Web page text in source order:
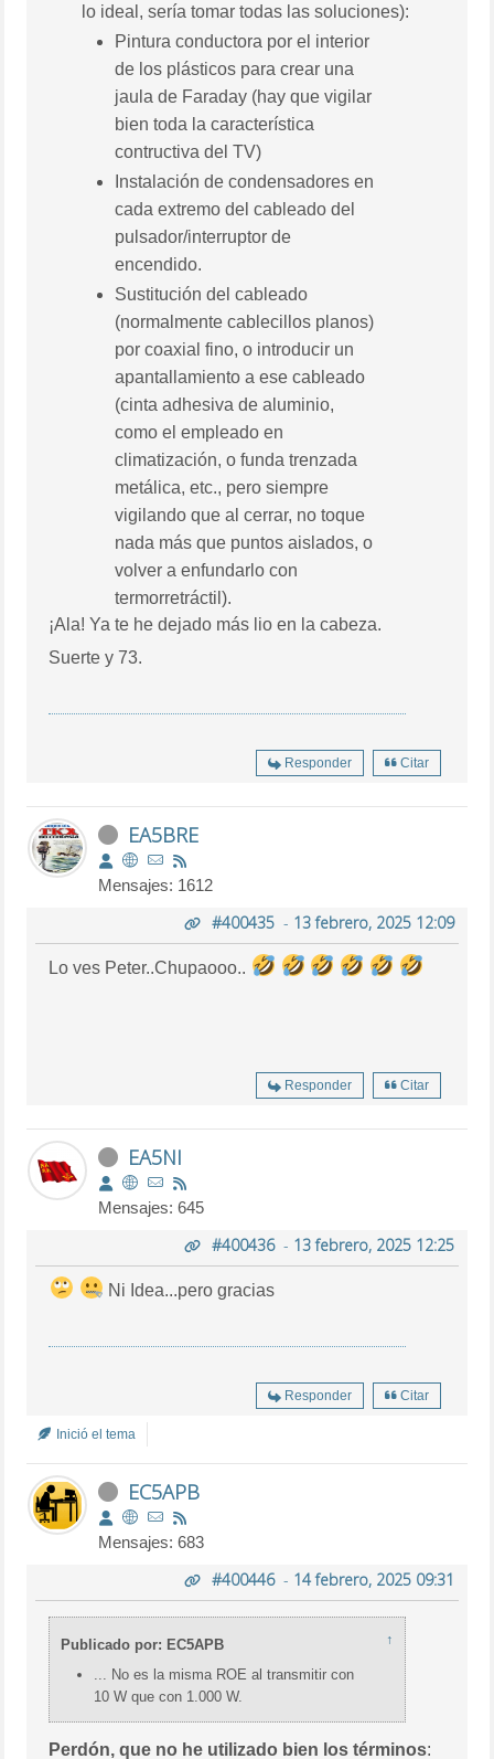
lo ideal, sería tomar todas las soluciones):
Pintura conductora por el interior
de los plásticos para crear una
jaula de Faraday (hay que vigilar
bien toda la característica
contructiva del TV)
Instalación de condensadores en
cada extremo del cableado del
pulsador/interruptor de
encendido.
Sustitución del cableado
(normalmente cablecillos planos)
por coaxial fino, o introducir un
apantallamiento a ese cableado
(cinta adhesiva de aluminio,
como el empleado en
climatización, o funda trenzada
metálica, etc., pero siempre
vigilando que al cerrar, no toque
nada más que puntos aislados, o
volver a enfundarlo con
termorretráctil).
¡Ala! Ya te he dejado más lio en la cabeza.
Suerte y 73.
Responder Citar
EA5BRE
Mensajes: 1612
#400435- 13 febrero, 2025 12:09
Lo ves Peter..Chupaooo..
Responder Citar
EA5NI
Mensajes: 645
#400436- 13 febrero, 2025 12:25
Ni Idea...pero gracias
Responder Citar
Inició el tema
EC5APB
Mensajes: 683
#400446- 14 febrero, 2025 09:31
Publicado por: EC5APB ↑
... No es la misma ROE al transmitir con
10 W que con 1.000 W.
Perdón, que no he utilizado bien los términos: